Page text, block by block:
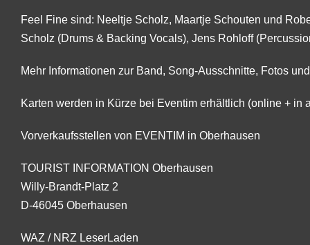
Feel Fine sind: Neeltje Scholz, Maartje Schouten und
Scholz (Drums & Backing Vocals), Jens Rohloff
Mehr Informationen zur Band, Song-Ausschnitte, Fotos
Karten werden in Kürze bei Eventim erhältlich (online +
Vorverkaufsstellen von EVENTIM in Oberhausen
TOURIST INFORMATION Oberhausen
Willy-Brandt-Platz 2
D-46045 Oberhausen
WAZ / NRZ LeserLaden